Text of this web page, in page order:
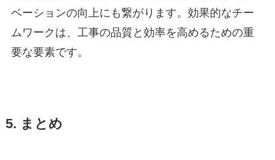
ベーションの向上にも繋がります。効果的なチー
ムワークは、工事の品質と効率を高めるための重
要な要素です。
5. まとめ